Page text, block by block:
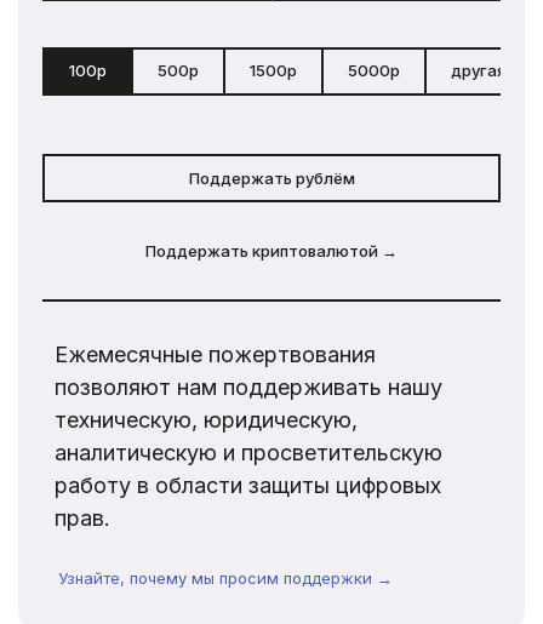
100р 500р 1500р 5000р другая
Поддержать рублём
Поддержать криптовалютой →
Ежемесячные пожертвования
позволяют нам поддерживать нашу
техническую, юридическую,
аналитическую и просветительскую
работу в области защиты цифровых
прав.
Узнайте, почему мы просим поддержки →